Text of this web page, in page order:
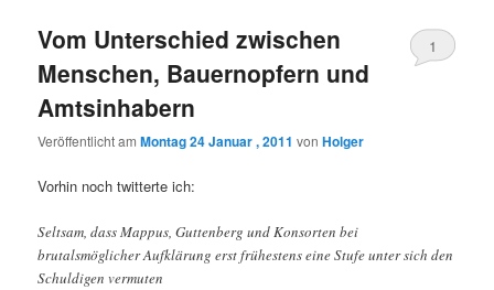
Vom Unterschied zwischen
Menschen, Bauernopfern und
Amtsinhabern
Veröffentlicht amMontag 24 Januar , 2011 vonHolger
1
Vorhin noch twitterte ich:
Seltsam, dass Mappus, Guttenberg und Konsorten bei
brutalsmöglicher Aufklärung erst frühestens eine Stufe unter sich den
Schuldigen vermuten